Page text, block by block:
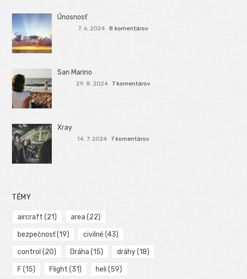
Únosnosť
7. 6. 2024 8 komentárov
San Marino
29. 8. 2024 7 komentárov
Xray
14. 7. 2024 7 komentárov
TÉMY
aircraft (21) area (22)
bezpečnosť(19) civilné (43)
control (20) Dráha (15) dráhy(18)
F (15) Flight (31) heli (59)